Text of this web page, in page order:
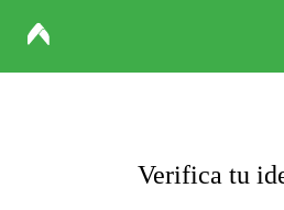
Verifica tu